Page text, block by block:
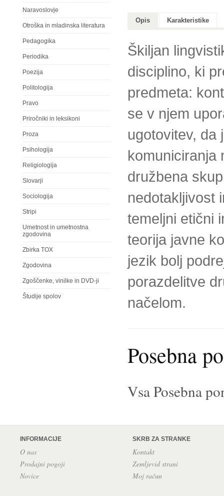
Naravoslovje
Otroška in mladinska literatura
Pedagogika
Periodika
Poezija
Politologija
Pravo
Priročniki in leksikoni
Proza
Psihologija
Religiologija
Slovarji
Sociologija
Stripi
Umetnost in umetnostna
zgodovina
Zbirka TOX
Zgodovina
Zgoščenke, vinilke in DVD-ji
Študije spolov
Opis Karakteristike
Škiljan
disciplino, ki
predmeta:
se v njem
ugotovitev, da
komuniciranja
družbena
nedotakljivost
temeljni etični
teorija javne
jezik bolj
porazdelitve
načelom.
Posebna
Vsa Posebna
INFORMACIJE
O nas
Prodajni pogoji
Novice
SKRB ZA STRANKE
Kontakt
Zemljevid strani
Moj račun